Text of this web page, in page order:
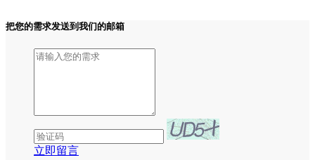
把您的需求发送到我们的邮箱
立即留言